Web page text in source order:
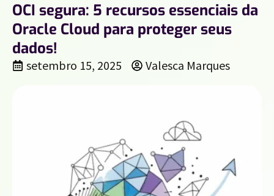
OCI segura: 5 recursos essenciais da
Oracle Cloud para proteger seus
dados!
setembro 15, 2025 Valesca Marques